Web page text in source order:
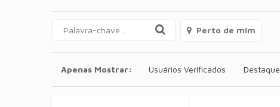
Perto de mim
Apenas Mostrar: Usuários Verificados Destaque